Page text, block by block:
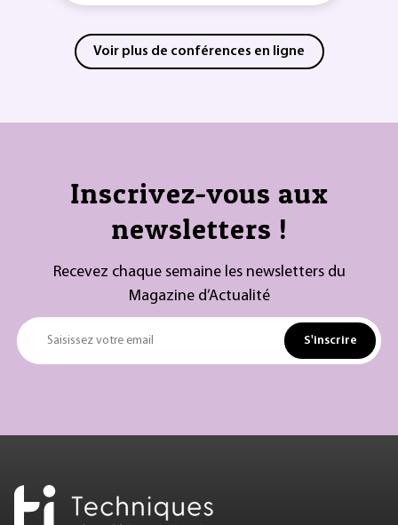
Voir plus de conférences en ligne
Inscrivez-vous aux
newsletters !
Recevez chaque semaine les newsletters du
Magazine d’Actualité
Saisissez votre email S'inscrire